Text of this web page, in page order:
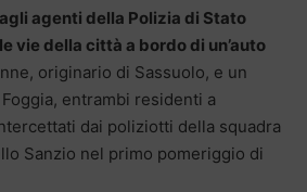
agenti della Polizia di Stato
vie della città a bordo di un’auto
originario di Sassuolo, e un
entrambi residenti a
dai poliziotti della squadra
Sanzio nel primo pomeriggio di